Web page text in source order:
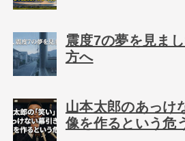
震度7の夢を見ま
方へ
山本太郎のあっけ
像を作るという危